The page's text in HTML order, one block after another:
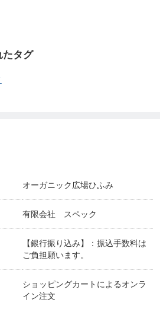
たタグ
オーガニック広場ひふみ
有限会社 スペック
【銀行振り込み】：振込手数料は
ご負担願います。
ショッピングカートによるオンラ
イン注文